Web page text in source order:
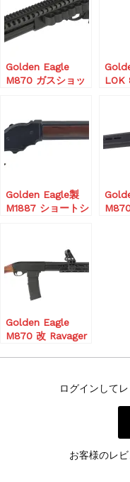
CO2
Golden Eagle
M870 ガスショッ
ョットシェルホル
ダー搭載ロングレ
イルCo2モデル
LOK
Golden Eagle製
M1887 ショートシ
Golden Eagle
M870 改 Ravager
Black/RealWoodログインして
お客様のレ